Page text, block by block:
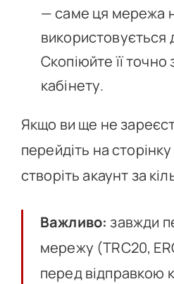
— саме ця мережа
Скопіюйте її точно
кабінету.
Якщо ви ще не
перейдіть на сторінку
створіть акаунт за
Важливо: завжди
мережу (TRC20,
перед відправкою